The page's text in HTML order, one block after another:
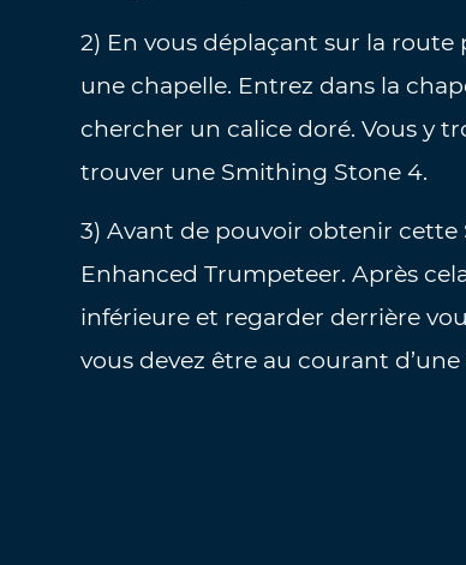
2) En vous déplaçant sur la
une chapelle. Entrez dans la
chercher un calice doré. Vous y
trouver une Smithing Stone 4.
3) Avant de pouvoir obtenir cette
Enhanced Trumpeteer. Après
inférieure et regarder derrière
vous devez être au courant d’une